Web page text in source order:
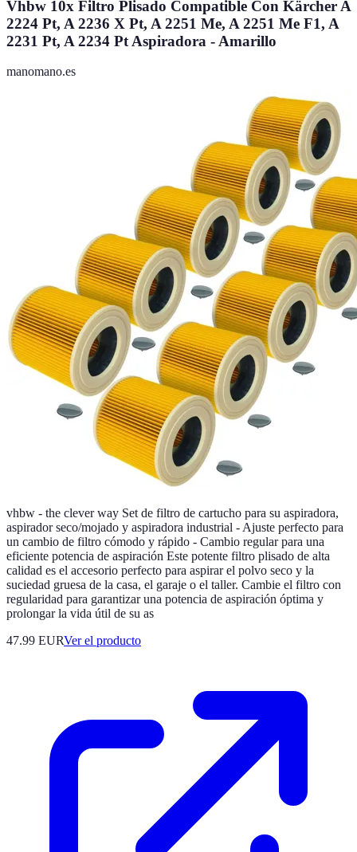
Vhbw 10x Filtro Plisado Compatible Con Kärcher A
2224 Pt, A 2236 X Pt, A 2251 Me, A 2251 Me F1, A
2231 Pt, A 2234 Pt Aspiradora - Amarillo
manomano.es
vhbw - the clever way Set de filtro de cartucho para su aspiradora,
aspirador seco/mojado y aspiradora industrial - Ajuste perfecto para
un cambio de filtro cómodo y rápido - Cambio regular para una
eficiente potencia de aspiración Este potente filtro plisado de alta
calidad es el accesorio perfecto para aspirar el polvo seco y la
suciedad gruesa de la casa, el garaje o el taller. Cambie el filtro con
regularidad para garantizar una potencia de aspiración óptima y
prolongar la vida útil de su as
47.99 EURVer el producto